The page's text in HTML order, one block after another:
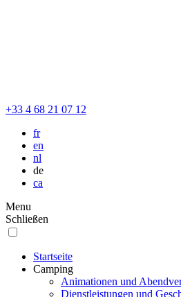
+33 4 68 21 07 12
fr
en
nl
de
ca
Menu
Schließen
Startseite
Camping
Animationen und
Dienstleistungen und